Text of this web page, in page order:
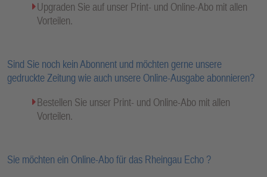
Upgraden Sie auf unser Print- und Online-Abo mit allen
Vorteilen.
Sind Sie noch kein Abonnent und möchten gerne unsere
gedruckte Zeitung wie auch unsere Online-Ausgabe abonnieren?
Bestellen Sie unser Print- und Online-Abo mit allen
Vorteilen.
Sie möchten ein Online-Abo für das Rheingau Echo ?